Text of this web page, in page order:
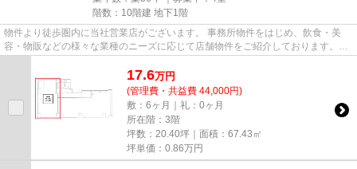
階数：10階建 地下1階
物件より徒歩圏内に当社営業店がございます。 事務所物件をはじめ、飲食・美
容・物販などの様々な業種のニーズに応じて店舗物件をご紹介しております。
尚、弊社ではおとり広告は一切...
17.6万円
(管理費・共益費 44,000円)
敷：6ヶ月｜礼：0ヶ月
所在階：3階
坪数：20.40坪｜面積：67.43㎡
坪単価： 0.86万円